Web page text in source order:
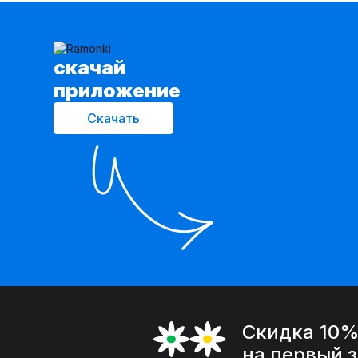
cкачай
приложение
Скачать
Скидка 10%